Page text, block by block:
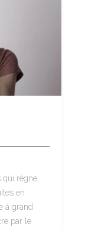
qui règne
en
à grand
par le